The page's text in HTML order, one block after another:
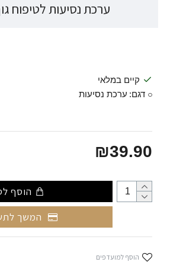
ערכת נסיעות לטיפוח
₪39.90
קיים במלאי
דגם: ערכת נסיעות
הוסף
המשך
הוסף למועדפים